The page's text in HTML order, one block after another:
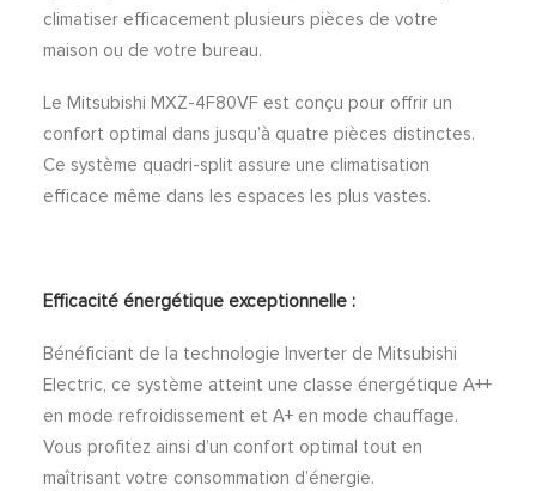
climatiser efficacement plusieurs pièces de votre
maison ou de votre bureau.
Le Mitsubishi MXZ-4F80VF est conçu pour offrir un
confort optimal dans jusqu’à quatre pièces distinctes.
Ce système quadri-split assure une climatisation
efficace même dans les espaces les plus vastes.
Efficacité énergétique exceptionnelle :
Bénéficiant de la technologie Inverter de Mitsubishi
Electric, ce système atteint une classe énergétique A++
en mode refroidissement et A+ en mode chauffage.
Vous profitez ainsi d’un confort optimal tout en
maîtrisant votre consommation d’énergie.